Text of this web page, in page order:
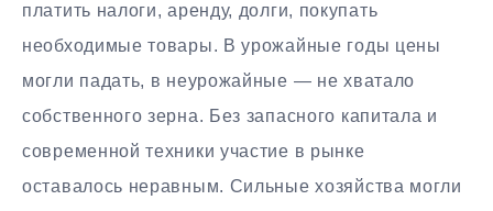
платить налоги, аренду, долги, покупать
необходимые товары. В урожайные годы цены
могли падать, в неурожайные — не хватало
собственного зерна. Без запасного капитала и
современной техники участие в рынке
оставалось неравным. Сильные хозяйства могли